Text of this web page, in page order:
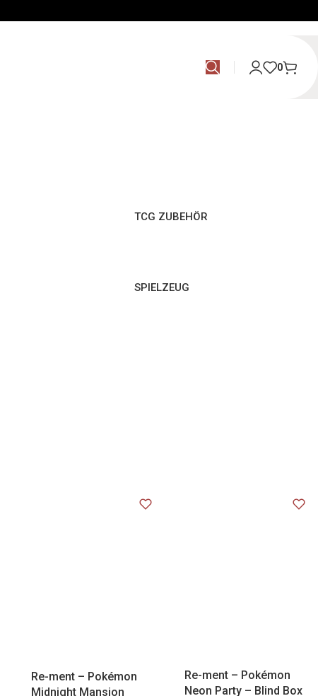
0
TCG ZUBEHÖR
SPIELZEUG
Re-ment – Pokémon
Midnight Mansion
Re-ment – Pokémon
Neon Party – Blind Box